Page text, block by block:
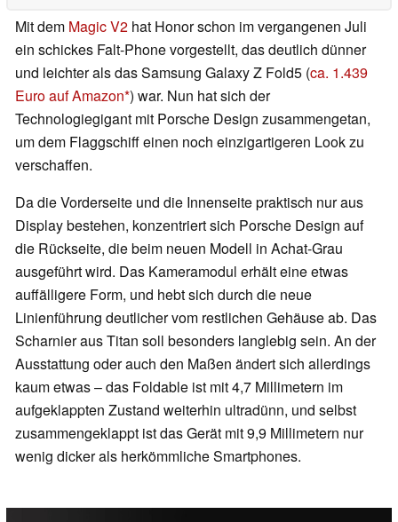
Mit dem Magic V2 hat Honor schon im vergangenen Juli
ein schickes Falt-Phone vorgestellt, das deutlich dünner
und leichter als das Samsung Galaxy Z Fold5 (ca. 1.439
Euro auf Amazon ) war. Nun hat sich der
Technologiegigant mit Porsche Design zusammengetan,
um dem Flaggschiff einen noch einzigartigeren Look zu
verschaffen.
Da die Vorderseite und die Innenseite praktisch nur aus
Display bestehen, konzentriert sich Porsche Design auf
die Rückseite, die beim neuen Modell in Achat-Grau
ausgeführt wird. Das Kameramodul erhält eine etwas
auffälligere Form, und hebt sich durch die neue
Linienführung deutlicher vom restlichen Gehäuse ab. Das
Scharnier aus Titan soll besonders langlebig sein. An der
Ausstattung oder auch den Maßen ändert sich allerdings
kaum etwas – das Foldable ist mit 4,7 Millimetern im
aufgeklappten Zustand weiterhin ultradünn, und selbst
zusammengeklappt ist das Gerät mit 9,9 Millimetern nur
wenig dicker als herkömmliche Smartphones.